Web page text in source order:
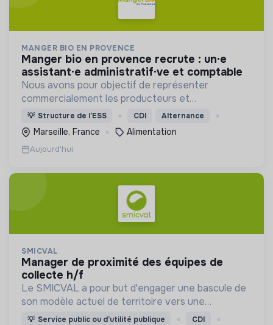
MANGER BIO EN PROVENCE
manger bio en provence recrute : un·e
assistant·e administratif·ve et comptable
Nous avons pour objectif de représenter
commercialement les producteurs et
transformateurs BIO de la région SUD auprès des
collectivités afin d’introduire les produits BIO et
LOCAUX dans les cantines.
💡 Structure de l’ESS CDI Alternance
Marseille, France Alimentation
Aujourd'hui
SMICVAL
manager de proximité des équipes de
collecte h/f
Le SMICVAL a pour but d'engager une bascule de
son modèle actuel de territoire vers une
dynamique positive Zero Waste.
💡 Service public ou d’utilité publique CDI